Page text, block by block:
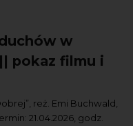
w
pokaz filmu i
reż. Emi Buchwald,
21.04.2026, godz.